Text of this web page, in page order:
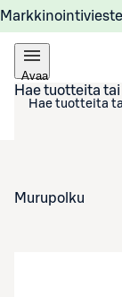
Avaa
valikko
Hae tuotteita
Murupolku